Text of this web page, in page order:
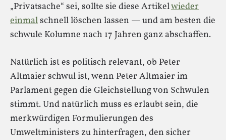
„Privatsache“ sei, sollte sie diese Artikelwieder
einmalschnell löschen lassen — und am besten die
schwule Kolumne nach 17 Jahren ganz abschaffen.
Natürlich ist es politisch relevant, ob Peter
Altmaier schwul ist, wenn Peter Altmaier im
Parlament gegen die Gleichstellung von Schwulen
stimmt. Und natürlich muss es erlaubt sein, die
merkwürdigen Formulierungen des
Umweltministers zu hinterfragen, den sicher